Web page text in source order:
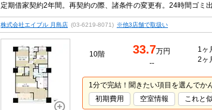
株式会社エイブル 月島店 (03-6219-8071) ※他3店舗で取扱い
10階 33.7万円
--
1ヶ
2ヶ
1分で完結！聞きたい項目を選んでか
初期費用
空室情報 これと